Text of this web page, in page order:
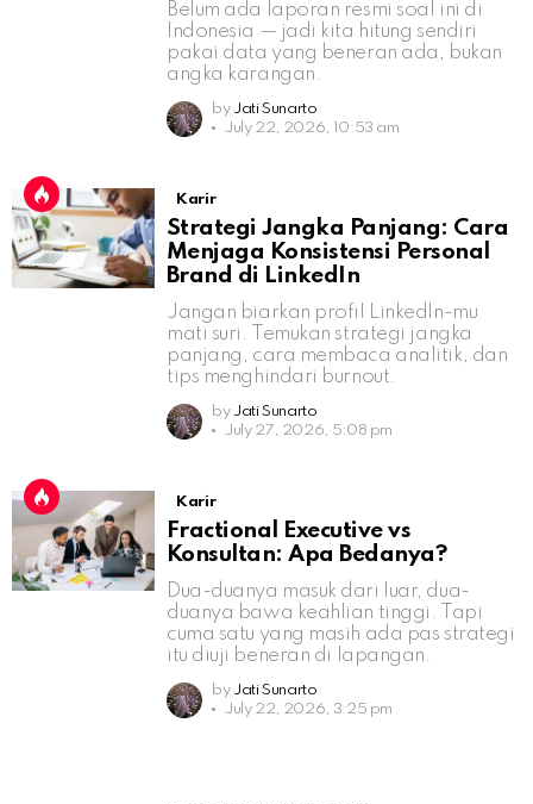
Belum ada laporan resmi soal ini di
Indonesia — jadi kita hitung sendiri
pakai data yang beneran ada, bukan
angka karangan.
by Jati Sunarto
July 22, 2026, 10:53 am
Karir
Strategi Jangka Panjang: Cara
Menjaga Konsistensi Personal
Brand di LinkedIn
Jangan biarkan profil LinkedIn-mu
mati suri. Temukan strategi jangka
panjang, cara membaca analitik, dan
tips menghindari burnout.
by Jati Sunarto
July 27, 2026, 5:08 pm
Karir
Fractional Executive vs
Konsultan: Apa Bedanya?
Dua-duanya masuk dari luar, dua-
duanya bawa keahlian tinggi. Tapi
cuma satu yang masih ada pas strategi
itu diuji beneran di lapangan.
by Jati Sunarto
July 22, 2026, 3:25 pm